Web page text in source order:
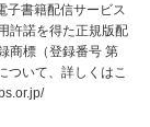
子書籍配信サービス
許諾を得た正規版配
商標（登録番号 第
ついて、詳しくはこ